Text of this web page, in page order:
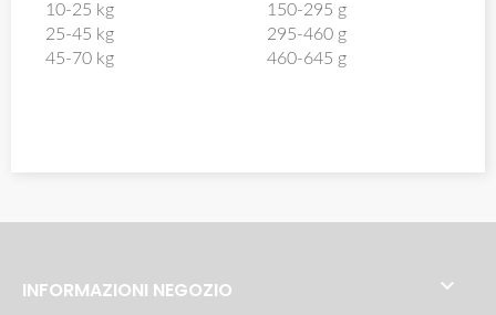
10-25 kg
150-295 g
25-45 kg
295-460 g
45-70 kg
460-645 g
INFORMAZIONI NEGOZIO 